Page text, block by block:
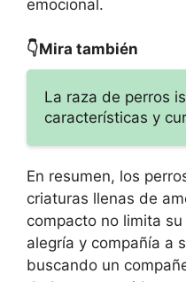
emocional.
👇Mira también
La raza de perros
características y
En resumen, los
criaturas llenas de
compacto no limita
alegría y compañía a
buscando un